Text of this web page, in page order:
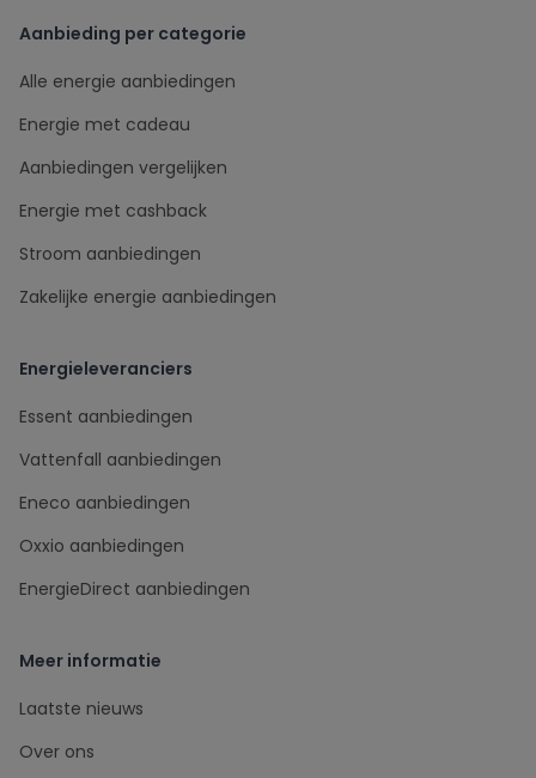
Aanbieding per categorie
Alle energie aanbiedingen
Energie met cadeau
Aanbiedingen vergelijken
Energie met cashback
Stroom aanbiedingen
Zakelijke energie aanbiedingen
Energieleveranciers
Essent aanbiedingen
Vattenfall aanbiedingen
Eneco aanbiedingen
Oxxio aanbiedingen
EnergieDirect aanbiedingen
Meer informatie
Laatste nieuws
Over ons